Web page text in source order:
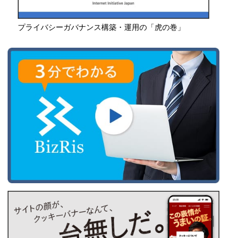
プライバシーガバナンス構築・運用の「虎の巻」